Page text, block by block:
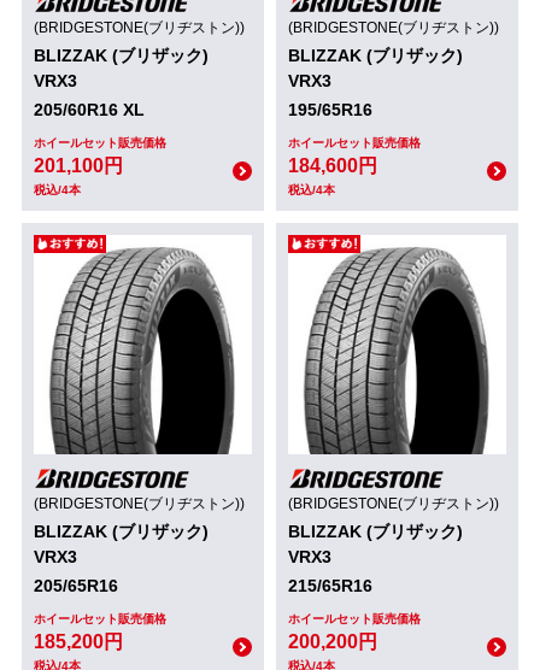
(BRIDGESTONE(ブリヂストン))
BLIZZAK (ブリザック)
VRX3
205/60R16 XL
ホイールセット販売価格
201,100円
税込/4本
(BRIDGESTONE(ブリヂストン))
BLIZZAK (ブリザック)
VRX3
195/65R16
ホイールセット販売価格
184,600円
税込/4本
(BRIDGESTONE(ブリヂストン))
BLIZZAK (ブリザック)
VRX3
205/65R16
ホイールセット販売価格
185,200円
税込/4本
(BRIDGESTONE(ブリヂストン))
BLIZZAK (ブリザック)
VRX3
215/65R16
ホイールセット販売価格
200,200円
税込/4本